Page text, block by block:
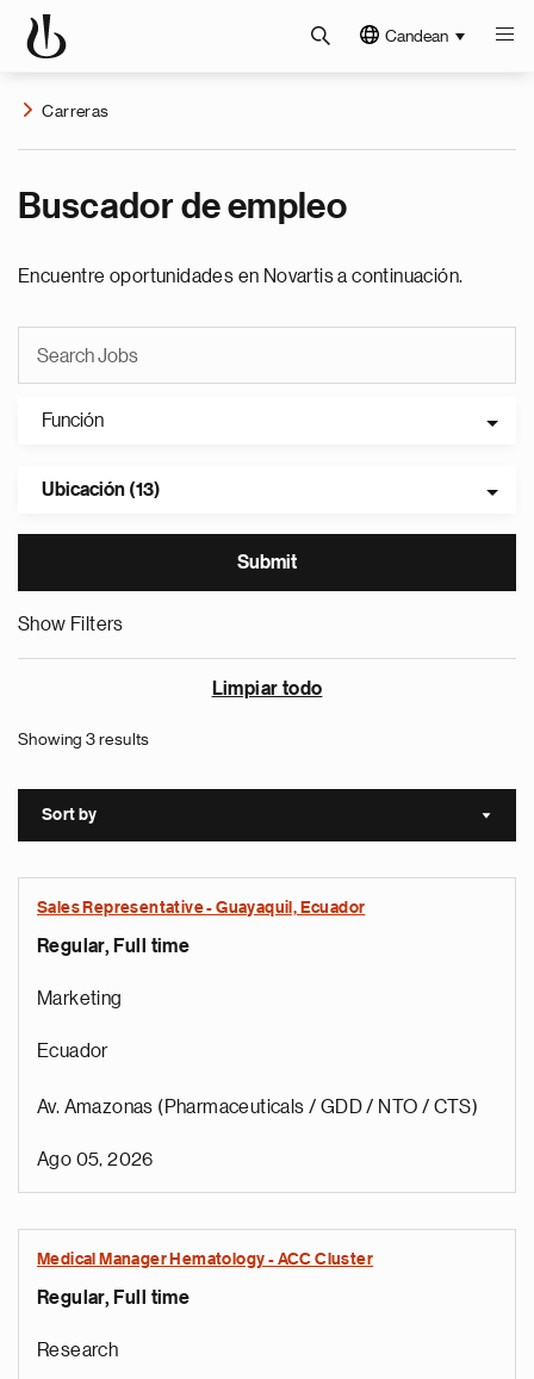
Candean
Carreras
Buscador de empleo
Encuentre oportunidades en Novartis a continuación.
Función
Ubicación (13)
Show Filters
Limpiar todo
Showing 3 results
Sort by Sort
Sales Representative - Guayaquil, Ecuador
Regular, Full time
Marketing
Ecuador
Av. Amazonas (Pharmaceuticals / GDD / NTO / CTS)
Ago 05, 2026
Medical Manager Hematology - ACC Cluster
Regular, Full time
Research